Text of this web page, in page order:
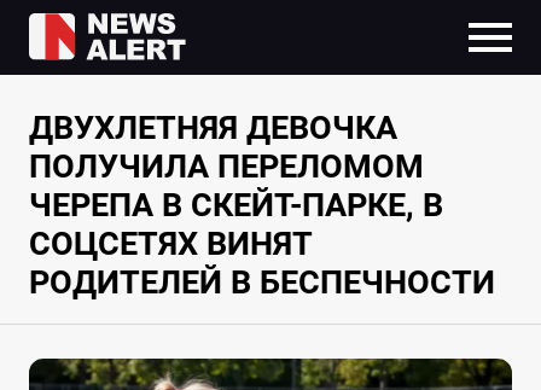
ДВУХЛЕТНЯЯ ДЕВОЧКА
ПОЛУЧИЛА ПЕРЕЛОМОМ
ЧЕРЕПА В СКЕЙТ-ПАРКЕ, В
СОЦСЕТЯХ ВИНЯТ
РОДИТЕЛЕЙ В БЕСПЕЧНОСТИ